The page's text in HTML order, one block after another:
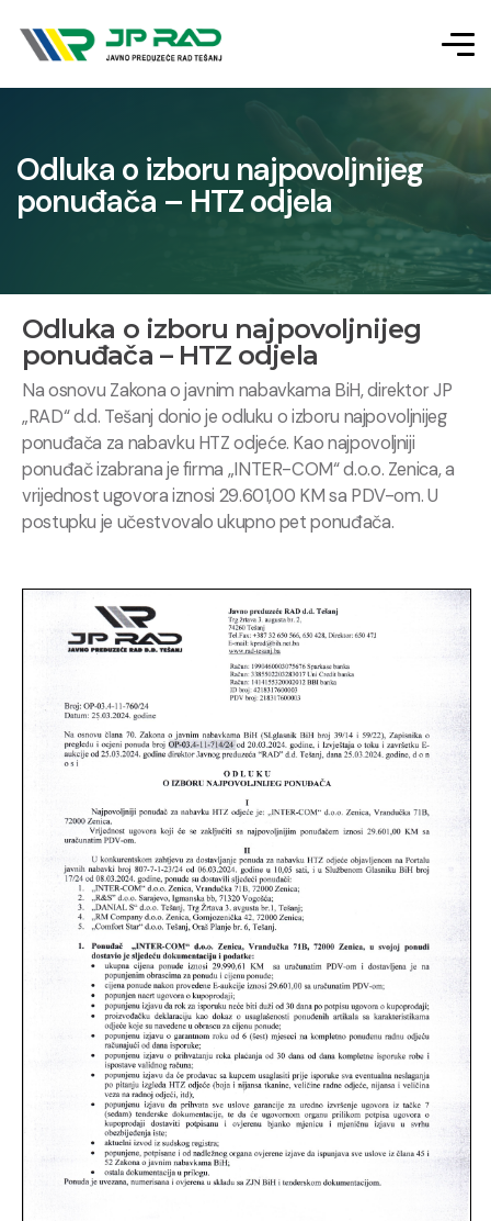
Odluka o izboru najpovoljnijeg
ponuđača – HTZ odjela
Odluka o izboru najpovoljnijeg
ponuđača – HTZ odjela
Na osnovu Zakona o javnim nabavkama BiH, direktor JP
„RAD“ d.d. Tešanj donio je odluku o izboru najpovoljnijeg
ponuđača za nabavku HTZ odjeće. Kao najpovoljniji
ponuđač izabrana je firma „INTER-COM“ d.o.o. Zenica, a
vrijednost ugovora iznosi 29.601,00 KM sa PDV-om. U
postupku je učestvovalo ukupno pet ponuđača.